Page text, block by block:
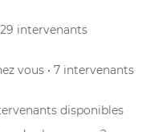
29 intervenants
vous • 7 intervenants
disponibles